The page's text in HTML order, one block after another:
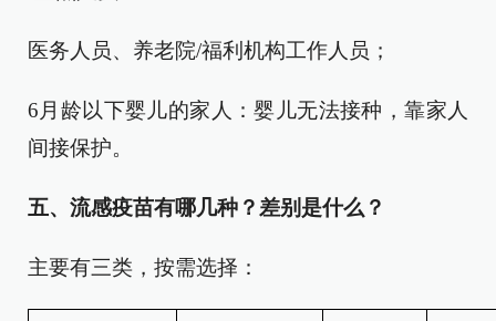
医务人员、养老院/福利机构工作人员；
6月龄以下婴儿的家人：婴儿无法接种，靠家人
间接保护。
五、 流感疫苗有哪几种？差别是什么？
主要有三类，按需选择：